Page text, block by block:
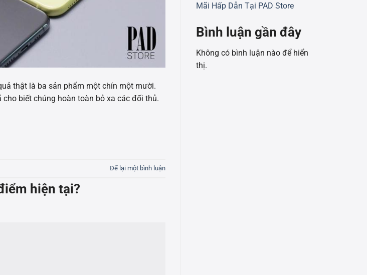
thật là ba sản phẩm một chín một mười.
biết chúng hoàn toàn bỏ xa các đối thủ.
Để lại một bình luận
hiện tại?
Mãi Hấp Dẫn Tại PAD Store
Bình luận gần đây
Không có bình luận nào để hiển
thị.